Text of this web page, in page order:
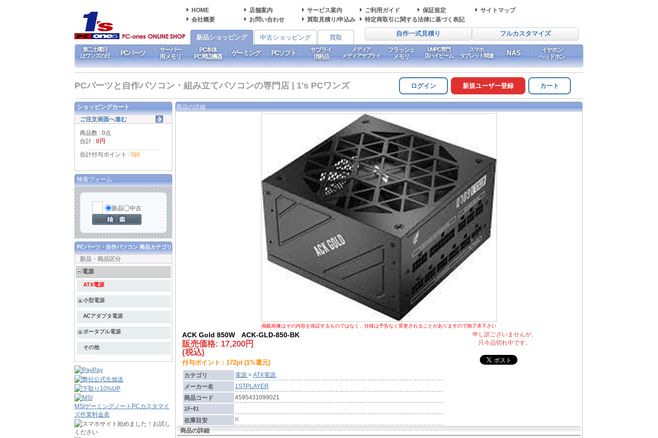
HOME 店舗案内 サービス案内 ご利用ガイド 保証規定
サイトマップ
会社概要
お問い合わせ 買取見積り/申込み 特定商取引に関する法律に基づく表記
自作一式見積り フルカスタマイズ
新品ショッピング 中古ショッピング 買取
第二土曜日
はワンズの日
PCパーツ
サーバー
用メモリ
PC本体
PC周辺機器
ゲーミング PCソフト
サプライ
消耗品
メディア
メディアサプライ
フラッシュ
メモリ
UMPC専門
店ハイビーム
スマホ
タブレット関連
NAS
イヤホン
ヘッドホン
PCパーツと自作パソコン・組み立てパソコンの専門店 | 1's PCワンズ ログイン 新規ユーザー登録 カート
商品の詳細
掲載画像はその内容を保証するものではなく、仕様は予告なく変更されることがありますので御了承下さい
ACK Gold 850W ACK-GLD-850-BK
販売価格: 17,200円
(税込)
付与ポイント : 172pt (1%還元)
カテゴリ 電源 > ATX電源
メーカー名
1STPLAYER
商品コード
4595431099021
ｽﾃｰﾀｽ
在庫目安
申し訳ございませんが、
只今品切れ中です。
商品の詳細
ショッピングカート
ご注文画面へ進む
商品数 : 0点
合計 : 0円
合計付与ポイント : 0pt
検索フォーム
新品 中古
PCパーツ・自作パソコン 商品カテゴリ
新品・商品区分
電源
ATX電源
小型電源
ACアダプタ電源
ポータブル電源
その他
MSIゲーミングノートPCカスタマイ
ズ作業料金表